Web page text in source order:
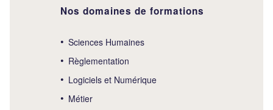
Nos domaines de formations
Sciences Humaines
Règlementation
Logiciels et Numérique
Métier